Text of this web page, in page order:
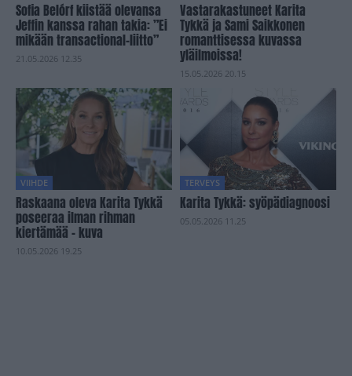
Sofia Belórf kiistää olevansa
Jeffin kanssa rahan takia: ”Ei
mikään transactional-liitto”
21.05.2026 12.35
Vastarakastuneet Karita
Tykkä ja Sami Saikkonen
romanttisessa kuvassa
yläilmoissa!
15.05.2026 20.15
VIIHDE
Raskaana oleva Karita Tykkä
poseeraa ilman rihman
kiertämää – kuva
10.05.2026 19.25
TERVEYS
Karita Tykkä: syöpädiagnoosi
05.05.2026 11.25